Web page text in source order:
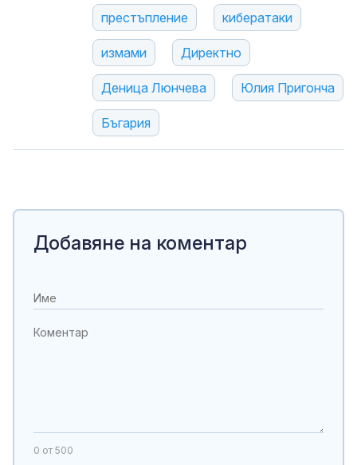
престъпление кибератаки
измами Директно
Деница Люнчева Юлия Пригонча
Бъгария
Добавяне на коментар
0 от 500